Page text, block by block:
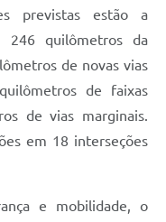
previstas estão a
246 quilômetros da
de novas vias
de faixas
de vias marginais.
em 18 interseções
e mobilidade, o